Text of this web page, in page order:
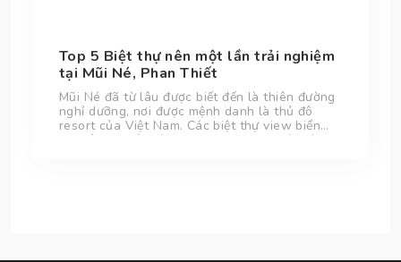
Top 5 Biệt thự nên một lần trải nghiệm
tại Mũi Né, Phan Thiết
Mũi Né đã từ lâu được biết đến là thiên đường
nghỉ dưỡng, nơi được mệnh danh là thủ đô
resort của Việt Nam. Các biệt thự view biển
nơi đây đã trở thành sự lựa chọn tin cậy và